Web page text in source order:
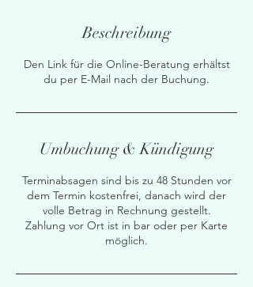
Beschreibung
Den Link für die Online-Beratung erhältst
du per E-Mail nach der Buchung.
Umbuchung & Kündigung
Terminabsagen sind bis zu 48 Stunden vor
dem Termin kostenfrei, danach wird der
volle Betrag in Rechnung gestellt.
Zahlung vor Ort ist in bar oder per Karte
möglich.